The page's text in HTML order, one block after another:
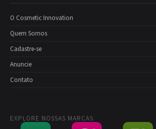
O Cosmetic Innovation
Quem Somos
Cadastre-se
Anuncie
Contato
EXPLORE NOSSAS MARCAS